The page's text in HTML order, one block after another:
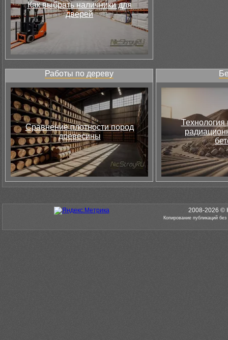
Как выбрать наличники для
дверей
Работы по дереву
Сравнение плотности пород
древесины
Технология
2008-2026 ©
Копирование публикаций